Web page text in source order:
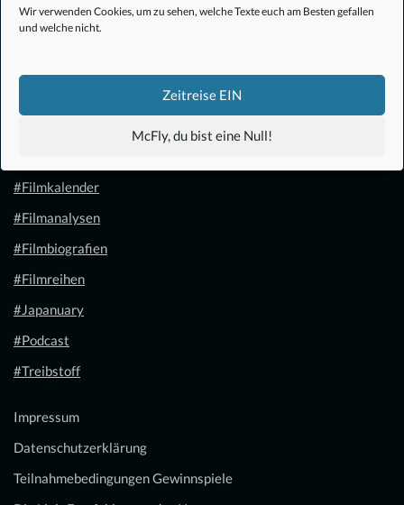
Wir verwenden Cookies, um zu sehen, welche Texte euch am Besten gefallen
und welche nicht.
Zeitreise EIN
McFly, du bist eine Null!
#Filmkalender
#Filmanalysen
#Filmbiografien
#Filmreihen
#Japanuary
#Podcast
#Treibstoff
Impressum
Datenschutzerklärung
Teilnahmebedingungen Gewinnspiele